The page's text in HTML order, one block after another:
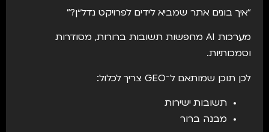
“איך בונים אתר שמביא לידים לפרויקט נדל״ן?”
מערכות AI מחפשות תשובות ברורות, מסודרות
וסמכותיות.
לכן תוכן שמותאם ל־GEO צריך לכלול:
תשובות ישירות
מבנה ברור